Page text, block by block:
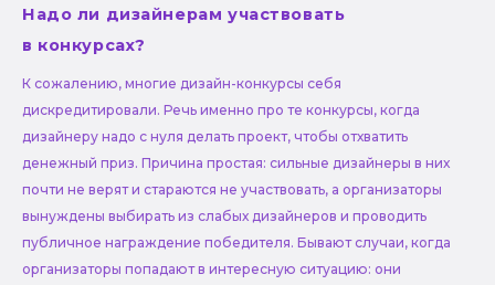
Надо ли дизайнерам участвовать
в конкурсах?
К сожалению, многие дизайн-конкурсы себя
дискредитировали. Речь именно про те конкурсы, когда
дизайнеру надо с нуля делать проект, чтобы отхватить
денежный приз. Причина простая: сильные дизайнеры в них
почти не верят и стараются не участвовать, а организаторы
вынуждены выбирать из слабых дизайнеров и проводить
публичное награждение победителя. Бывают случаи, когда
организаторы попадают в интересную ситуацию: они